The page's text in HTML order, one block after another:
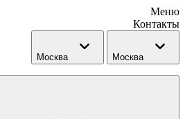
Меню
Контакты
Москва Москва